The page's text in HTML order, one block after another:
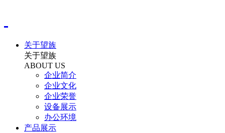
关于望族
关于望族
ABOUT US
企业简介
企业文化
企业荣誉
设备展示
办公环境
产品展示